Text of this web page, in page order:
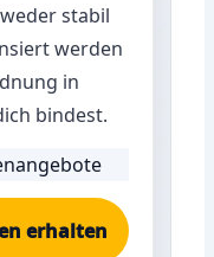
stabil
werden
in
bindest.
erhalten